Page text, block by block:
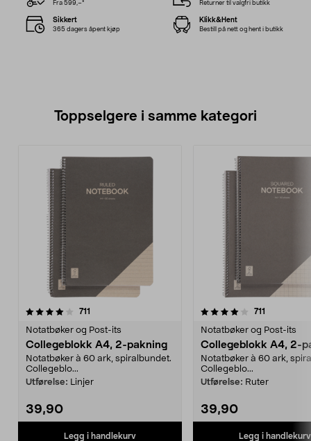
Fra 599,–* Returner til valgfri butikk
Sikkert
365 dagers åpent kjøp
Klikk&Hent
Bestill på nett og hent i butikk
Toppselgere i samme kategori
711
Notatbøker og Post-its
Collegeblokk A4, 2-pakning
Notatbøker à 60 ark, spiralbundet.
Collegeblo...
Utførelse: Linjer
39,90
Legg i handlekurv
4.0 av 5 stjerner 711
Notatbøker og Post-its
Collegeblokk A4, 2-
Notatbøker à 60 ark,
Collegeblo...
Utførelse: Ruter
39,90
Legg i handlekurv
4.5 av 5 stjerner